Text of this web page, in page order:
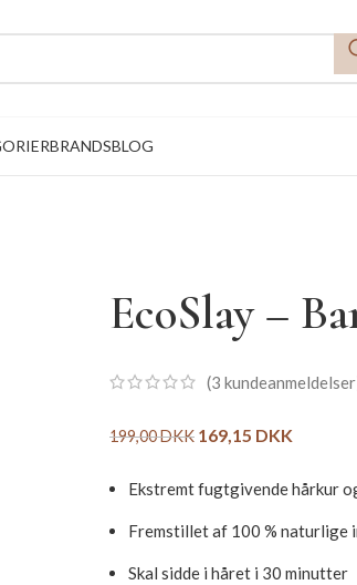
BRANDSBLOG
EcoSlay –
(3
199,00DKK 169,15 DKK
Ekstremt fugtgivende hårkur
Fremstillet af 100 % naturlige
Skal sidde i håret i 30 minutter